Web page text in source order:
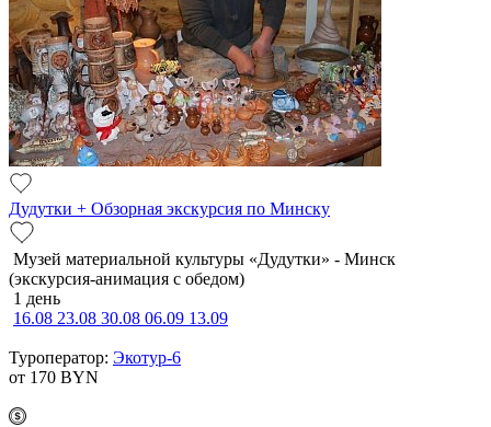
Дудутки + Обзорная экскурсия по Минску
Музей материальной культуры «Дудутки» - Минск
(экскурсия-анимация с обедом)
1 день
16.08 23.08 30.08 06.09 13.09
Туроператор: Экотур-6
от 170 BYN